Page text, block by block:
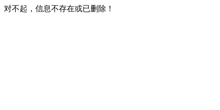
对不起，信息不存在或已删除！